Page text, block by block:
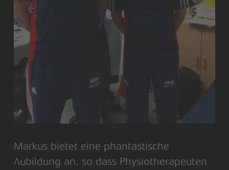
Markus bietet eine phantastische
Aubildung an, so dass Physiotherapeuten